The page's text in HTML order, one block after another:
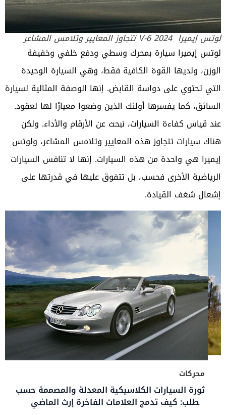
لوتس إيميرا V-6 2024 تتجاوز المعايير وتلامس المشاعر
لوتس إيميرا سيارة بمحرك وسطي ودفع خلفي وخفيفة
الوزن، ولديها القوة الكافية فقط، وهي السيارة الوحيدة
التي تحتوي على دواسة القابض. إنها الوصفة المثالية لسيارة
السائق، كما يفسرها أولئك الذين وضعوا معيارًا لها لعقود.
عند قياس كفاءة السيارات، نبحث عن الأرقام والأداء. ولكن
هناك سيارات تتجاوز هذه المعايير وتلامس المشاعر، ولوتس
إيميرا هي واحدة من هذه السيارات. إنها لا تنافس السيارات
الرياضية الأخرى فحسب، بل تتفوق عليها في قدرتها على
إشعال شغف القيادة.
محركات
ثورة السيارات الكلاسيكية المعدلة والمصممة حسب
الطلب: كيف تدمج العلامات الفاخرة إرث الماضي